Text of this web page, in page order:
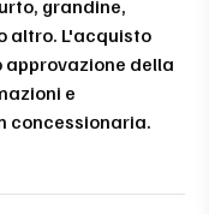
grandine,
altro. L'acquisto
approvazione della
e
concessionaria.